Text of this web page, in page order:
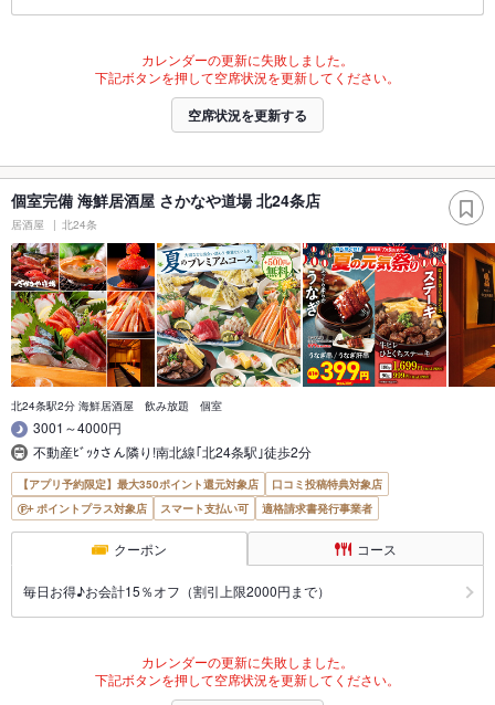
カレンダーの更新に失敗しました。
下記ボタンを押して空席状況を更新してください。
空席状況を更新する
個室完備 海鮮居酒屋 さかなや道場 北24条店
居酒屋 北24条
北24条駅2分 海鮮居酒屋 飲み放題 個室
3001～4000円
不動産ﾋﾞｯｸさん隣り!南北線｢北24条駅｣徒歩2分
【アプリ予約限定】最大350ポイント還元対象店
口コミ投稿特典対象店
ポイントプラス対象店
スマート支払い可 適格請求書発行事業者
クーポン コース
毎日お得♪お会計15％オフ（割引上限2000円まで）
カレンダーの更新に失敗しました。
下記ボタンを押して空席状況を更新してください。